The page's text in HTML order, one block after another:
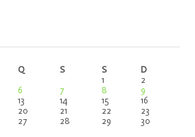
Q S S
D
1
2
6 7 8
9
13 14 15
16
20 21 22
23
27 28 29
30